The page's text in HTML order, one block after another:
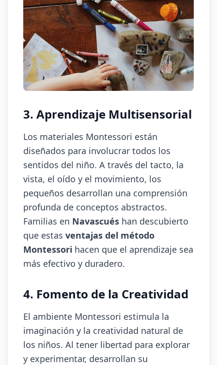
3. Aprendizaje Multisensorial
Los materiales Montessori están
diseñados para involucrar todos los
sentidos del niño. A través del tacto, la
vista, el oído y el movimiento, los
pequeños desarrollan una comprensión
profunda de conceptos abstractos.
Familias en Navascués han descubierto
que estas ventajas del método
Montessori hacen que el aprendizaje sea
más efectivo y duradero.
4. Fomento de la Creatividad
El ambiente Montessori estimula la
imaginación y la creatividad natural de
los niños. Al tener libertad para explorar
y experimentar, desarrollan su